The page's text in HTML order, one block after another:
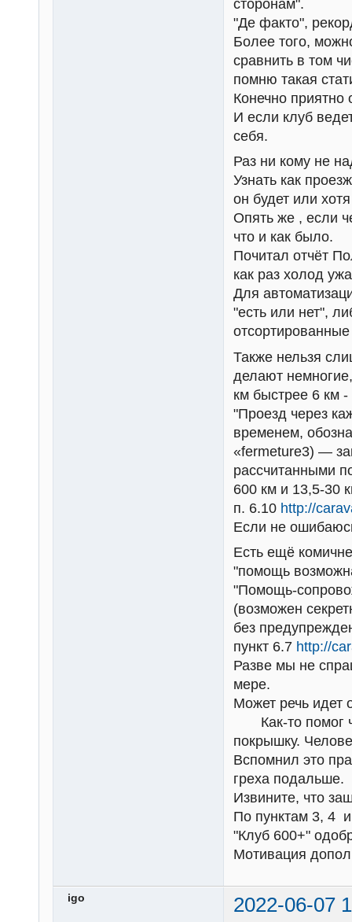
сторонам".
"Де факто",
Более того,
сравнить в том
помню такая
Конечно приятно
И если клуб
себя.
Раз ни кому не
Узнать как
он будет или
Опять же , если
что и как было.
Почитал отчёт
как раз холод
Для
"есть или нет",
Также нельзя
делают
км быстрее 6 км
"Проезд через
временем,
«fermeture3) —
рассчитанными
600 км и 13,5-30
п. 6.10 http://
Если не
Есть ещё
"помощь
"Помощь-
(возможен
без
пункт 6.7 http://
Разве мы не
мере.
Может речь идет
Как-то помог
покрышку.
Вспомнил это
греха подальше.
Извините, что
По пунктам 3, 4
"Клуб 600+"
Мотивация
igo 2022-06-07